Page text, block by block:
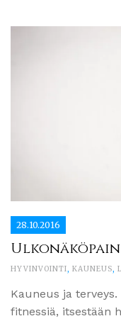
28.10.2016
HYVINVOINTI, KAUNEUS,
Kauneus ja
fitnessiä, itsestään